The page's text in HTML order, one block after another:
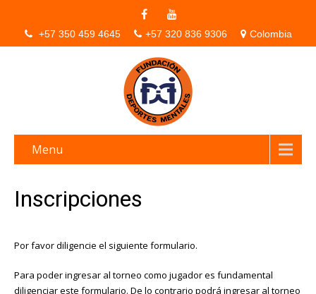
+57 350 459 4645 +57 320 836 9306 Colombia
Menu
Inscripciones
Por favor diligencie el siguiente formulario.
Para poder ingresar al torneo como jugador es fundamental
diligenciar este formulario. De lo contrario podrá ingresar al torneo